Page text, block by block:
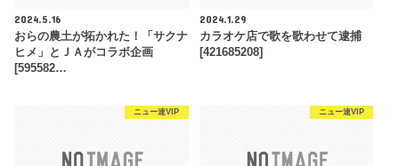
2024.5.16
おらの農土が拓かれた！「サクナ
ヒメ」とＪＡがコラボ企画
[595582…
2024.1.29
カラオケ店で歌を歌わせて逮捕
[421685208]
ニュー速VIP ニュー速VIP